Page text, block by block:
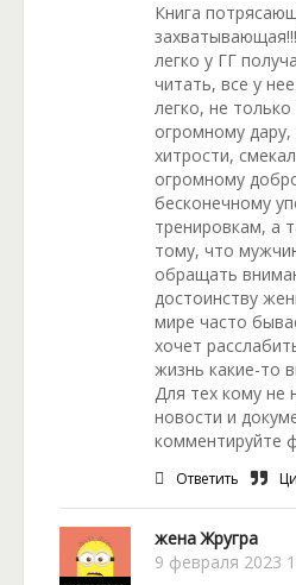
Книга
легко у ГГ
читать, все у
легко, не
огромному
хитрости,
огромному
бесконечному
тренировкам, а
тому, что
обращать
достоинству
мире часто
хочет
жизнь какие-то
Для тех кому не
новости и
комментируйте
Ответить
жена Жругра
9 февраля 2023